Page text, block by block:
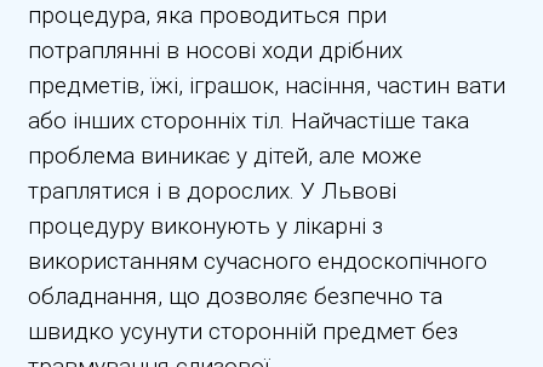
процедура, яка проводиться при
потраплянні в носові ходи дрібних
предметів, їжі, іграшок, насіння, частин вати
або інших сторонніх тіл. Найчастіше така
проблема виникає у дітей, але може
траплятися і в дорослих. У Львові
процедуру виконують у лікарні з
використанням сучасного ендоскопічного
обладнання, що дозволяє безпечно та
швидко усунути сторонній предмет без